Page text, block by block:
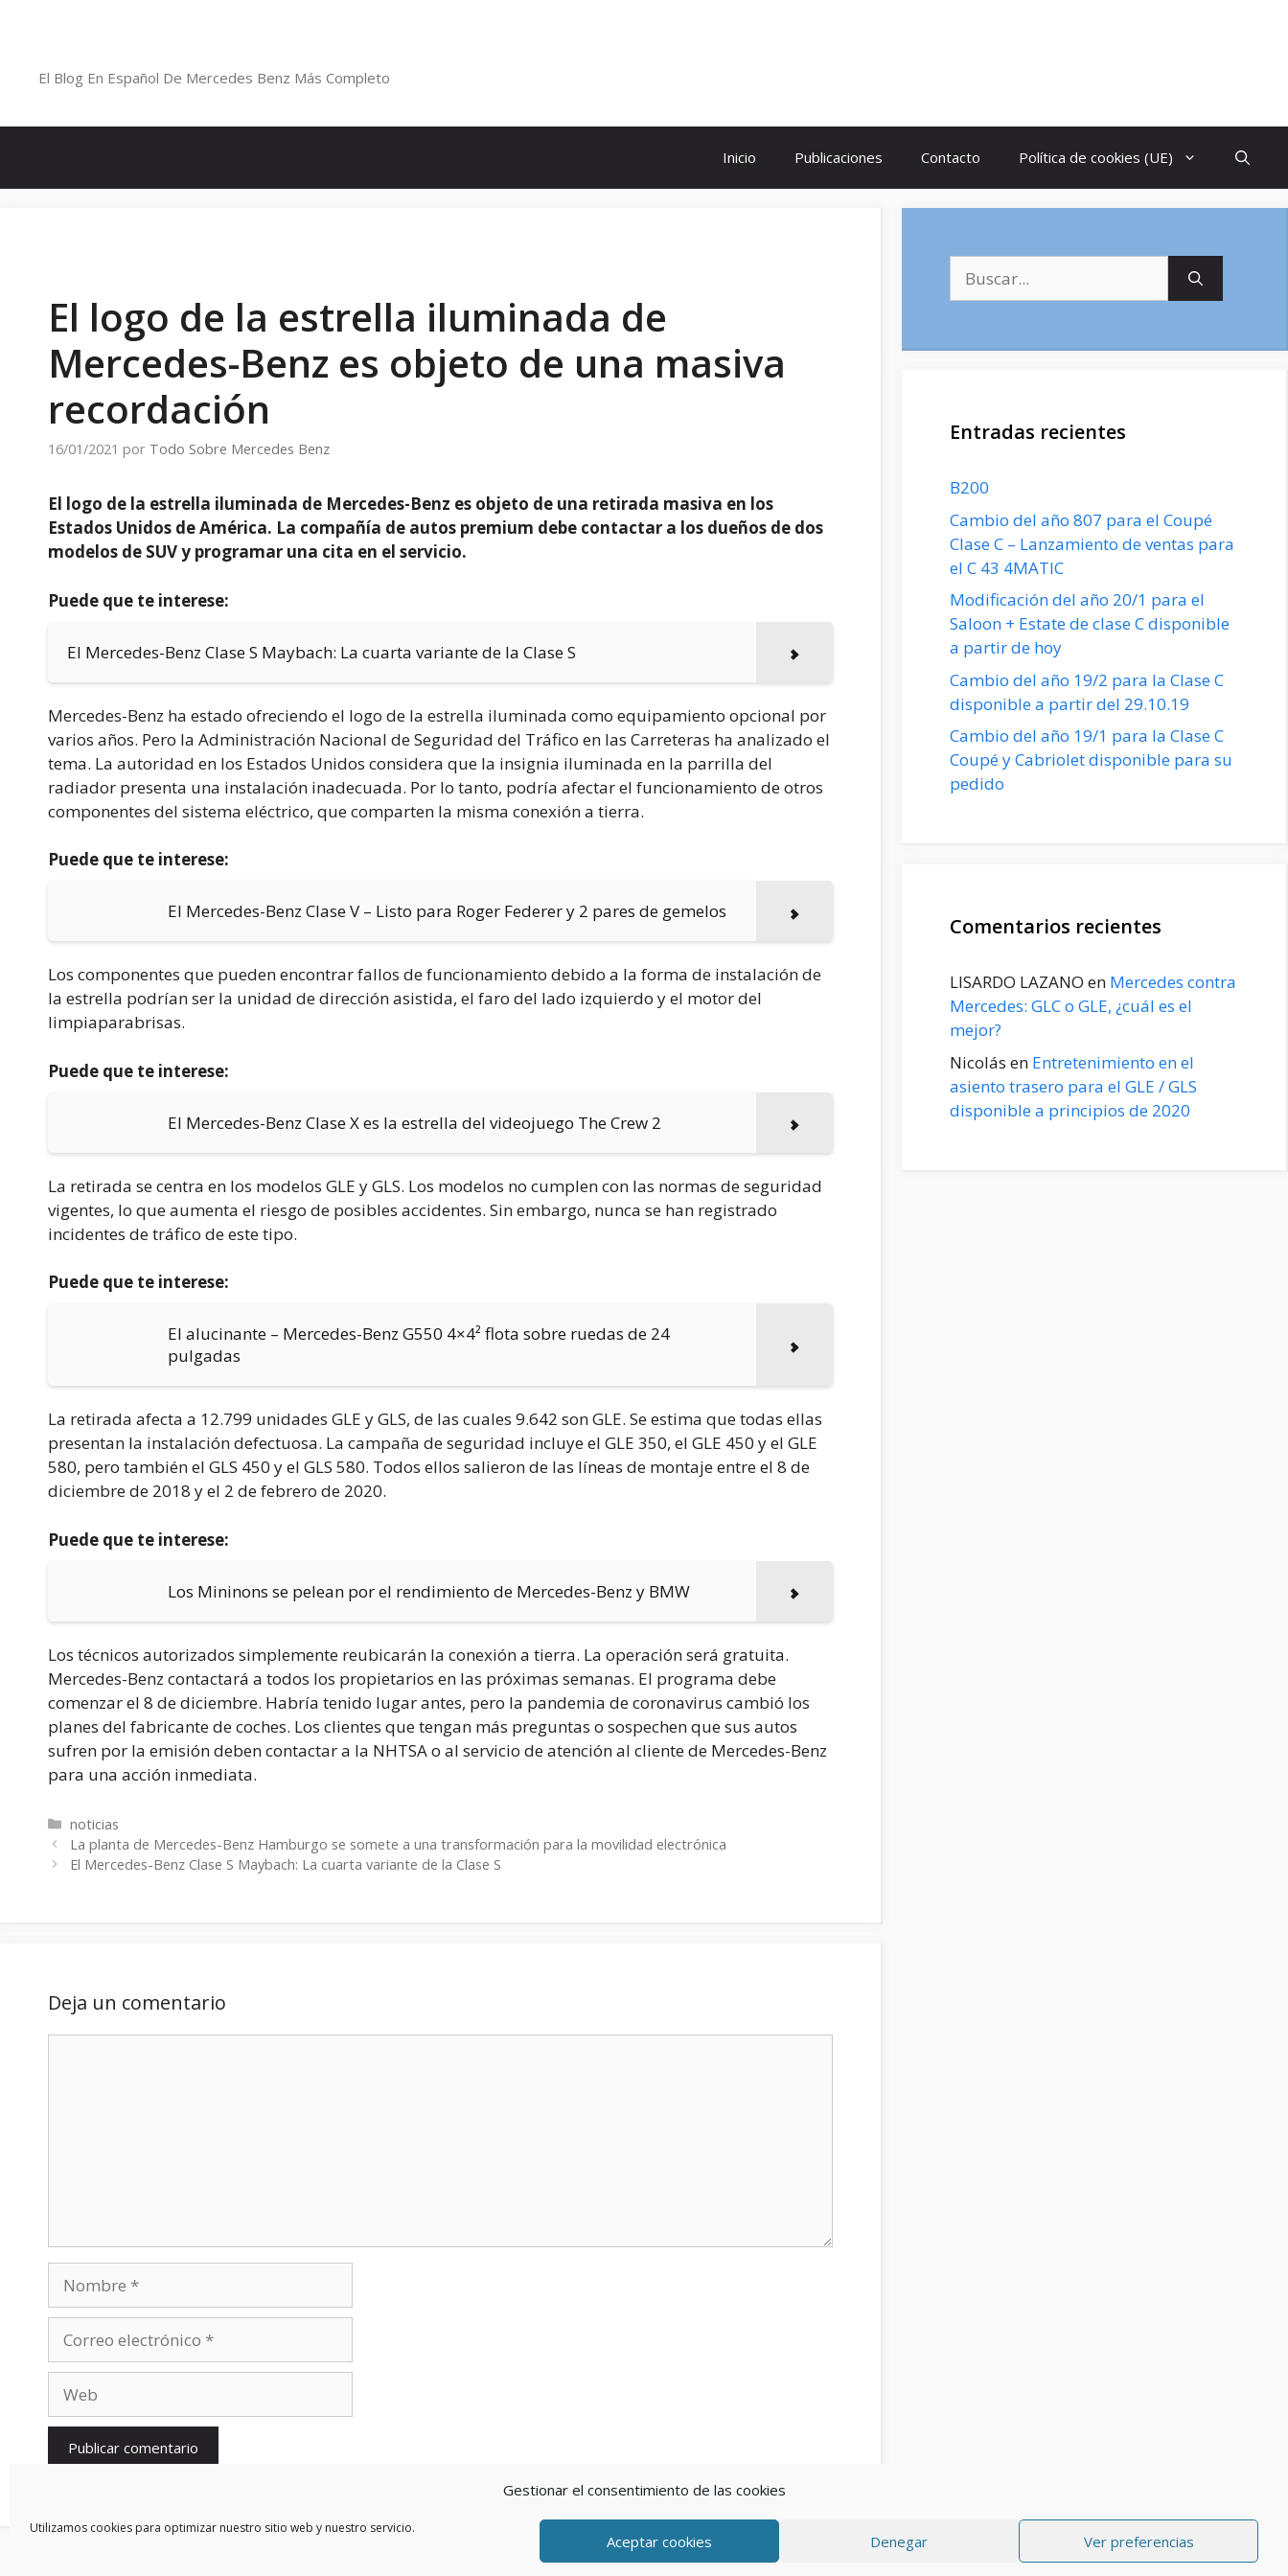
Gestionar el consentimiento de las cookies
Utilizamos cookies para optimizar nuestro sitio web y nuestro servicio.
Aceptar cookies Denegar Ver preferencias
El Blog En Español De Mercedes Benz Más Completo
Inicio Publicaciones Contacto Política de cookies (UE)
El logo de la estrella iluminada de
Mercedes-Benz es objeto de una masiva
recordación
16/01/2021 por Todo Sobre Mercedes Benz
El logo de la estrella iluminada de Mercedes-Benz es objeto de una retirada masiva en los
Estados Unidos de América. La compañía de autos premium debe contactar a los dueños de dos
modelos de SUV y programar una cita en el servicio.
Puede que te interese:
El Mercedes-Benz Clase S Maybach: La cuarta variante de la Clase S
Mercedes-Benz ha estado ofreciendo el logo de la estrella iluminada como equipamiento opcional por
varios años. Pero la Administración Nacional de Seguridad del Tráfico en las Carreteras ha analizado el
tema. La autoridad en los Estados Unidos considera que la insignia iluminada en la parrilla del
radiador presenta una instalación inadecuada. Por lo tanto, podría afectar el funcionamiento de otros
componentes del sistema eléctrico, que comparten la misma conexión a tierra.
Puede que te interese:
El Mercedes-Benz Clase V – Listo para Roger Federer y 2 pares de gemelos
Los componentes que pueden encontrar fallos de funcionamiento debido a la forma de instalación de
la estrella podrían ser la unidad de dirección asistida, el faro del lado izquierdo y el motor del
limpiaparabrisas.
Puede que te interese:
El Mercedes-Benz Clase X es la estrella del videojuego The Crew 2
La retirada se centra en los modelos GLE y GLS. Los modelos no cumplen con las normas de seguridad
vigentes, lo que aumenta el riesgo de posibles accidentes. Sin embargo, nunca se han registrado
incidentes de tráfico de este tipo.
Puede que te interese:
El alucinante – Mercedes-Benz G550 4×4² flota sobre ruedas de 24
pulgadas
La retirada afecta a 12.799 unidades GLE y GLS, de las cuales 9.642 son GLE. Se estima que todas ellas
presentan la instalación defectuosa. La campaña de seguridad incluye el GLE 350, el GLE 450 y el GLE
580, pero también el GLS 450 y el GLS 580. Todos ellos salieron de las líneas de montaje entre el 8 de
diciembre de 2018 y el 2 de febrero de 2020.
Puede que te interese:
Los Mininons se pelean por el rendimiento de Mercedes-Benz y BMW
Los técnicos autorizados simplemente reubicarán la conexión a tierra. La operación será gratuita.
Mercedes-Benz contactará a todos los propietarios en las próximas semanas. El programa debe
comenzar el 8 de diciembre. Habría tenido lugar antes, pero la pandemia de coronavirus cambió los
planes del fabricante de coches. Los clientes que tengan más preguntas o sospechen que sus autos
sufren por la emisión deben contactar a la NHTSA o al servicio de atención al cliente de Mercedes-Benz
para una acción inmediata.
Categorías
noticias
La planta de Mercedes-Benz Hamburgo se somete a una transformación para la movilidad electrónica
El Mercedes-Benz Clase S Maybach: La cuarta variante de la Clase S
Deja un comentario
electrónico
Entradas recientes
B200
Cambio del año 807 para el Coupé
Clase C – Lanzamiento de ventas para
el C 43 4MATIC
Modificación del año 20/1 para el
Saloon + Estate de clase C disponible
a partir de hoy
Cambio del año 19/2 para la Clase C
disponible a partir del 29.10.19
Cambio del año 19/1 para la Clase C
Coupé y Cabriolet disponible para su
pedido
Comentarios recientes
LISARDO LAZANO en Mercedes contra
Mercedes: GLC o GLE, ¿cuál es el
mejor?
Nicolás en Entretenimiento en el
asiento trasero para el GLE / GLS
disponible a principios de 2020